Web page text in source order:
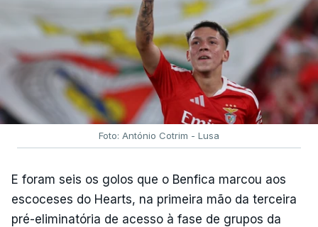
Foto: António Cotrim - Lusa
E foram seis os golos que o Benfica marcou aos
escoceses do Hearts, na primeira mão da terceira
pré-eliminatória de acesso à fase de grupos da